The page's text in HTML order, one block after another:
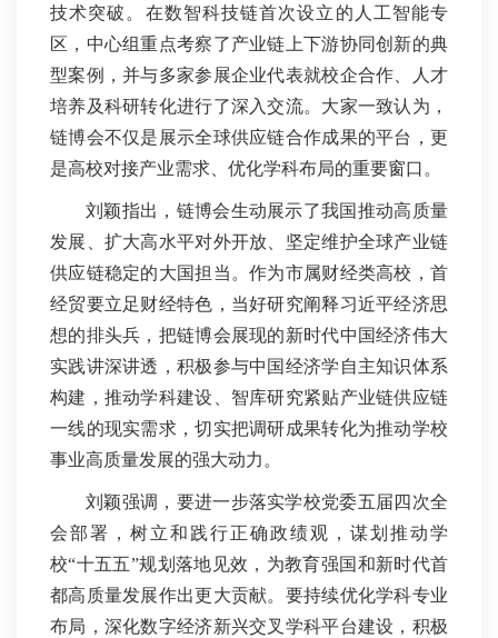
技术突破。在数智科技链首次设立的人工智能专
区，中心组重点考察了产业链上下游协同创新的典
型案例，并与多家参展企业代表就校企合作、人才
培养及科研转化进行了深入交流。大家一致认为，
链博会不仅是展示全球供应链合作成果的平台，更
是高校对接产业需求、优化学科布局的重要窗口。
刘颖指出，链博会生动展示了我国推动高质量
发展、扩大高水平对外开放、坚定维护全球产业链
供应链稳定的大国担当。作为市属财经类高校，首
经贸要立足财经特色，当好研究阐释习近平经济思
想的排头兵，把链博会展现的新时代中国经济伟大
实践讲深讲透，积极参与中国经济学自主知识体系
构建，推动学科建设、智库研究紧贴产业链供应链
一线的现实需求，切实把调研成果转化为推动学校
事业高质量发展的强大动力。
刘颖强调，要进一步落实学校党委五届四次全
会部署，树立和践行正确政绩观，谋划推动学
校“十五五”规划落地见效，为教育强国和新时代首
都高质量发展作出更大贡献。要持续优化学科专业
布局，深化数字经济新兴交叉学科平台建设，积极